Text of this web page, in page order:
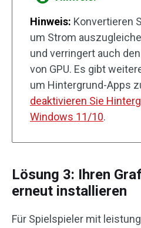
Hinweis: Konvertieren
um Strom
und verringert auch
von GPU. Es gibt
um Hintergrund-Apps
deaktivieren Sie
Windows 11/10.
Lösung 3: Ihren
erneut installieren
Für Spielspieler mit